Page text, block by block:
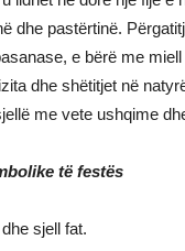
dhe pastërtinë.
e bërë me
dhe shëtitjet në
me vete ushqime
të festës
sjell fat.